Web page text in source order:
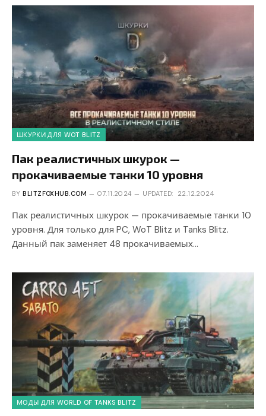
ШКУРКИ ДЛЯ WOT BLITZ
Пак реалистичных шкурок —
прокачиваемые танки 10 уровня
BY BLITZFOXHUB.COM 07.11.2024 UPDATED: 22.12.2024
Пак реалистичных шкурок — прокачиваемые танки 10
уровня. Для только для PC, WoT Blitz и Tanks Blitz.
Данный пак заменяет 48 прокачиваемых…
МОДЫ ДЛЯ WORLD OF TANKS BLITZ